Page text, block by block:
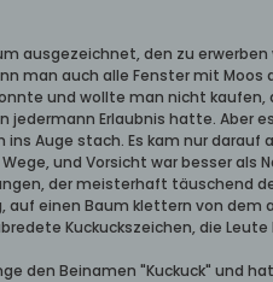
ausgezeichnet, den zu
man auch alle Fenster mit
und wollte man nicht
jedermann Erlaubnis hatte. Aber
Auge stach. Es kam nur
und Vorsicht war besser als
der meisterhaft täuschend
einen Baum klettern von dem
Kuckuckszeichen, die
den Beinamen "Kuckuck" und